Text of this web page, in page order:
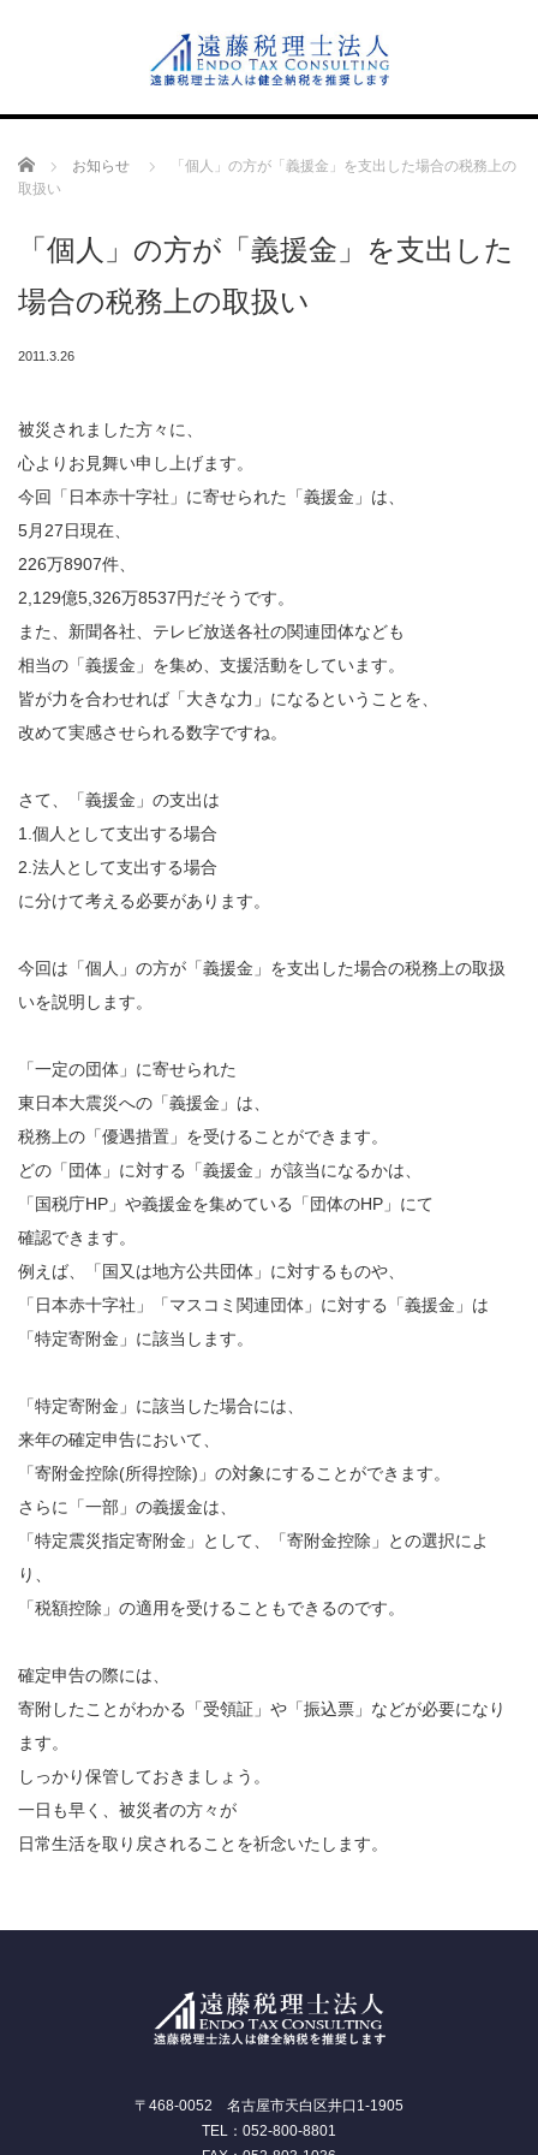
Home お知らせ
「個人」の方が「義援金」を支出した場合の税務上の
取扱い
「個人」の方が「義援金」を支出した
場合の税務上の取扱い
2011.3.26
被災されました方々に、
心よりお見舞い申し上げます。
今回「日本赤十字社」に寄せられた「義援金」は、
5月27日現在、
226万8907件、
2,129億5,326万8537円だそうです。
また、新聞各社、テレビ放送各社の関連団体なども
相当の「義援金」を集め、支援活動をしています。
皆が力を合わせれば「大きな力」になるということを、
改めて実感させられる数字ですね。
さて、「義援金」の支出は
1.個人として支出する場合
2.法人として支出する場合
に分けて考える必要があります。
今回は「個人」の方が「義援金」を支出した場合の税務上の取扱
いを説明します。
「一定の団体」に寄せられた
東日本大震災への「義援金」は、
税務上の「優遇措置」を受けることができます。
どの「団体」に対する「義援金」が該当になるかは、
「国税庁HP」や義援金を集めている「団体のHP」にて
確認できます。
例えば、「国又は地方公共団体」に対するものや、
「日本赤十字社」「マスコミ関連団体」に対する「義援金」は
「特定寄附金」に該当します。
「特定寄附金」に該当した場合には、
来年の確定申告において、
「寄附金控除(所得控除)」の対象にすることができます。
さらに「一部」の義援金は、
「特定震災指定寄附金」として、「寄附金控除」との選択によ
り、
「税額控除」の適用を受けることもできるのです。
確定申告の際には、
寄附したことがわかる「受領証」や「振込票」などが必要になり
ます。
しっかり保管しておきましょう。
一日も早く、被災者の方々が
日常生活を取り戻されることを祈念いたします。
〒468-0052 名古屋市天白区井口1-1905
TEL：052-800-8801